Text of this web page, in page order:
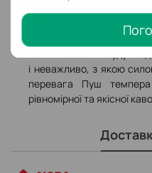
зробити таблетку з
дасть вам цього.
Регулювання глибини
кавові таблетки будуть
і неважливо, з якою
перевага Пуш
рівномірної та якісної